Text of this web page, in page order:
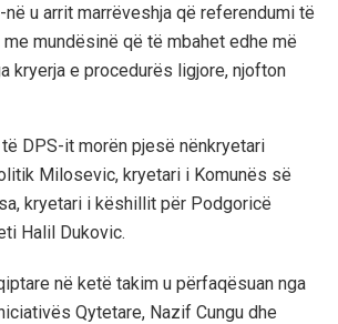
u arrit marrëveshja që referendumi të
mundësinë që të mbahet edhe më
kryerja e procedurës ligjore, njofton
DPS-it morën pjesë nënkryetari
Milosevic, kryetari i Komunës së
kryetari i këshillit për Podgoricë
Halil Dukovic.
në ketë takim u përfaqësuan nga
Qytetare, Nazif Cungu dhe